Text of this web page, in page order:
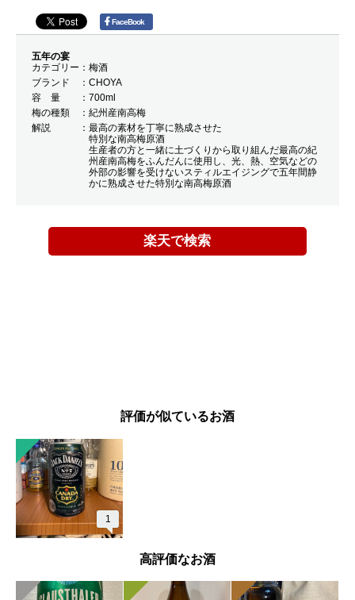
FaceBook
五年の宴
カテゴリー
梅酒
ブランド
CHOYA
容 量
700ml
梅の種類
紀州産南高梅
解説
最高の素材を丁寧に熟成させた
特別な南高梅原酒
生産者の方と一緒に土づくりから取り組んだ最高の紀
州産南高梅をふんだんに使用し、光、熱、空気などの
外部の影響を受けないスティルエイジングで五年間静
かに熟成させた特別な南高梅原酒
楽天で検索
評価が似ているお酒
1
高評価なお酒